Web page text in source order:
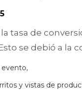
tasa de
se debió a la
evento,
y vistas de